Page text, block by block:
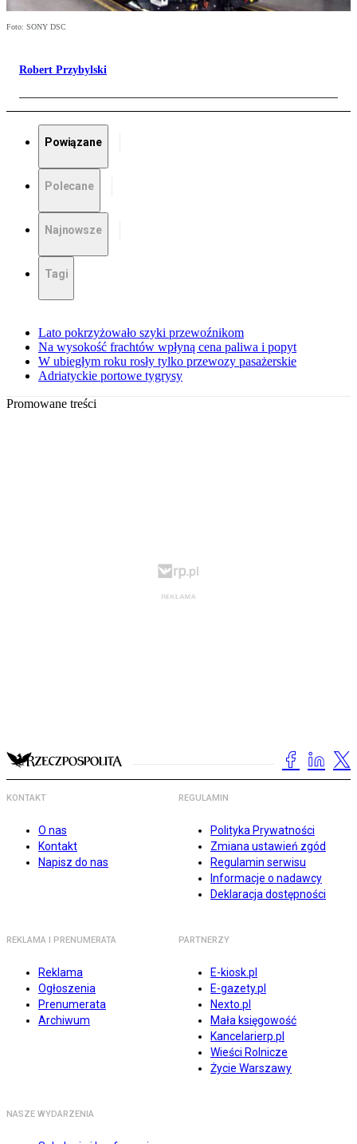
Foto: SONY DSC
Robert Przybylski
Powiązane
Polecane
Najnowsze
Tagi
Lato pokrzyżowało szyki przewoźnikom
Na wysokość frachtów wpłyną cena paliwa i popyt
W ubiegłym roku rosły tylko przewozy pasażerskie
Adriatyckie portowe tygrysy
Promowane treści
KONTAKT
O nas
Kontakt
Napisz do nas
REGULAMIN
Polityka Prywatności
Zmiana ustawień zgód
Regulamin serwisu
Informacje o nadawcy
Deklaracja dostępności
REKLAMA I PRENUMERATA
Reklama
Ogłoszenia
Prenumerata
Archiwum
PARTNERZY
E-kiosk.pl
E-gazety.pl
Nexto.pl
Mała księgowość
Kancelarierp.pl
Wieści Rolnicze
Życie Warszawy
NASZE WYDARZENIA